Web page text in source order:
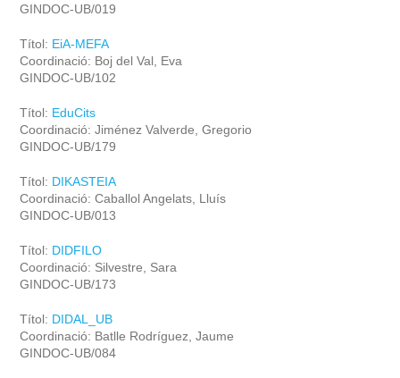
GINDOC-UB/019
Títol: EiA-MEFA
Coordinació: Boj del Val, Eva
GINDOC-UB/102
Títol: EduCits
Coordinació: Jiménez Valverde, Gregorio
GINDOC-UB/179
Títol: DIKASTEIA
Coordinació: Caballol Angelats, Lluís
GINDOC-UB/013
Títol: DIDFILO
Coordinació: Silvestre, Sara
GINDOC-UB/173
Títol: DIDAL_UB
Coordinació: Batlle Rodríguez, Jaume
GINDOC-UB/084